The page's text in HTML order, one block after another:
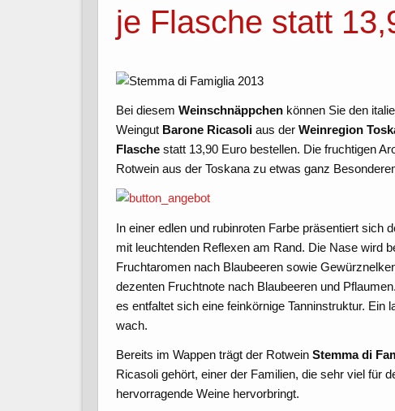
je Flasche statt
Bei diesemWeinschnäppchen können Sie den
Weingut Barone Ricasoli aus derWeinregion
Flasche statt 13,90 Euro bestellen. Die fruchtigen
Rotwein aus der Toskana zu etwas ganz
In einer edlen und rubinroten Farbe präsentiert sich
mit leuchtenden Reflexen am Rand. Die Nase wird
Fruchtaromen nach Blaubeeren sowie
dezenten Fruchtnote nach Blaubeeren und
es entfaltet sich eine feinkörnige Tanninstruktur. Ein
wach.
Bereits im Wappen trägt der RotweinStemma di
Ricasoli gehört, einer der Familien, die sehr viel für
hervorragende Weine hervorbringt.